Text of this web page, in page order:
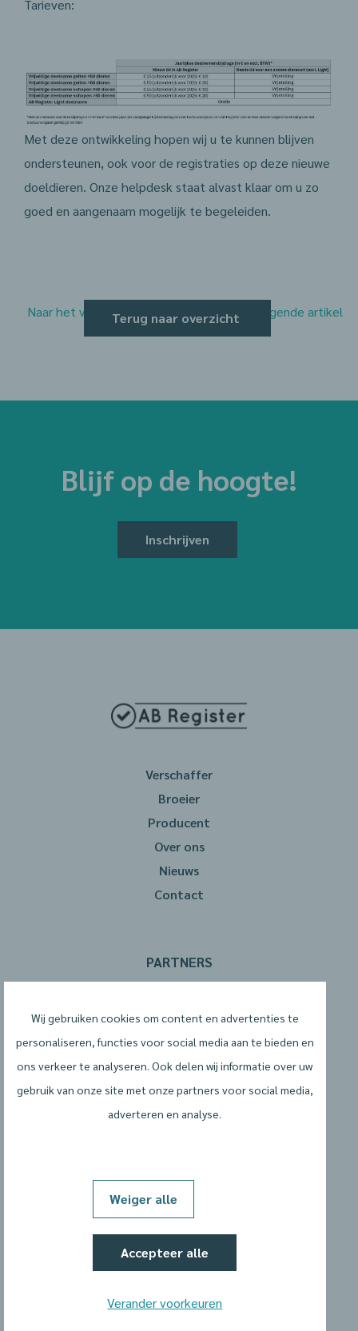
Tarieven:
Met deze ontwikkeling hopen wij u te kunnen blijven
ondersteunen, ook voor de registraties op deze nieuwe
doeldieren. Onze helpdesk staat alvast klaar om u zo
goed en aangenaam mogelijk te begeleiden.
Naar het vorige artikel Naar het volgende artikel
Terug naar overzicht
Blijf op de hoogte!
Inschrijven
Verschaffer
Broeier
Producent
Over ons
Nieuws
Contact
PARTNERS
Privacyverklaring
Cookiebeleid
Cookievoorkeuren wijzigen
Wij gebruiken cookies om content en advertenties te
personaliseren, functies voor social media aan te bieden en
ons verkeer te analyseren. Ook delen wij informatie over uw
gebruik van onze site met onze partners voor social media,
adverteren en analyse.
Weiger alle
Accepteer alle
Verander voorkeuren